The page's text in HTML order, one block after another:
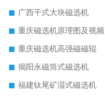
广西干式大块磁选机
重庆磁选机原理图及视频
重庆磁选机高强磁磁辊
揭阳永磁筒式磁选机
福建钛尾矿湿式磁选机